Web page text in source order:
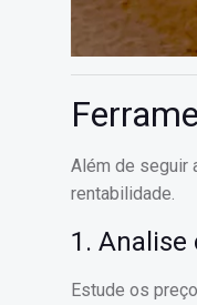
Além de seguir
rentabilidade.
1. Analise
Estude os